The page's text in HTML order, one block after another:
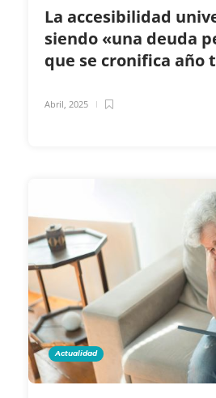
La accesibilidad
siendo «una deuda
que se cronifica año
Abril, 2025
Actualidad